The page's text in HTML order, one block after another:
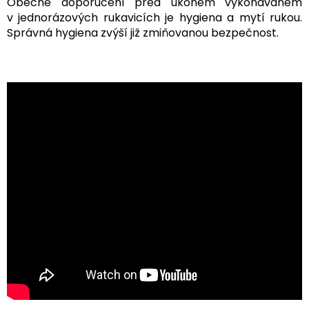
v jednorázových rukavicích je hygiena a mytí rukou.
Správná hygiena zvýší již zmiňovanou bezpečnost.